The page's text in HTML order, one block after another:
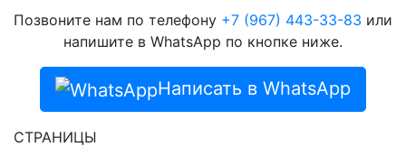
Позвоните нам по телефону +7 (967) 443-33-83 или
напишите в WhatsApp по кнопке ниже.
Написать в WhatsApp
СТРАНИЦЫ